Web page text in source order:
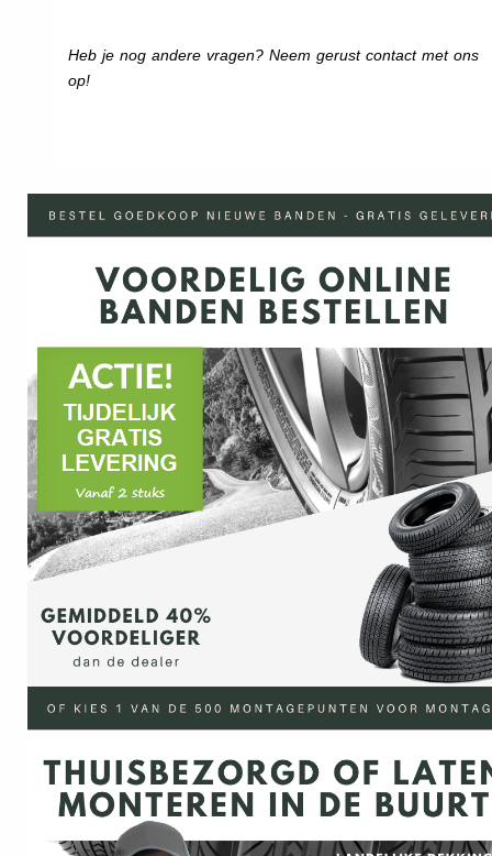
Heb je nog andere vragen? Neem gerust contact met ons
op!